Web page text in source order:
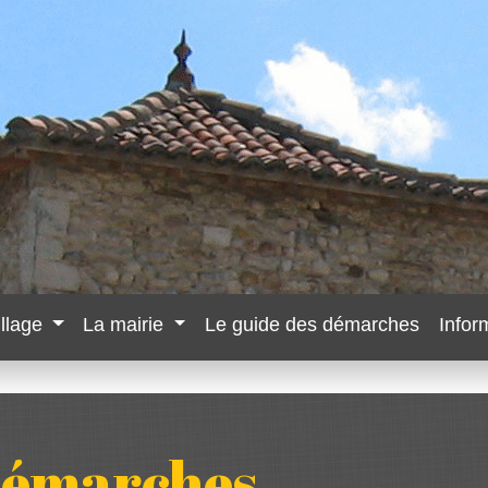
La mairie Le guide des démarches